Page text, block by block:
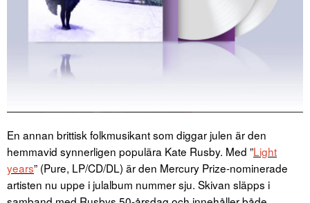
En annan brittisk folkmusikant som diggar julen är den
hemmavid synnerligen populära Kate Rusby. Med ”Light
years” (Pure, LP/CD/DL) är den Mercury Prize-nominerade
artisten nu uppe i julalbum nummer sju. Skivan släpps i